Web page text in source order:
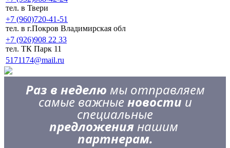
тел. в Твери
+7 (960)720-41-51
тел. в г.Покров Владимирская обл
+7 (926)908 22 33
тел. ТК Парк 11
5171174@mail.ru
Раз в неделю мы отправляем
самые важныеновости и
специальные
предложениянашим
партнерам.